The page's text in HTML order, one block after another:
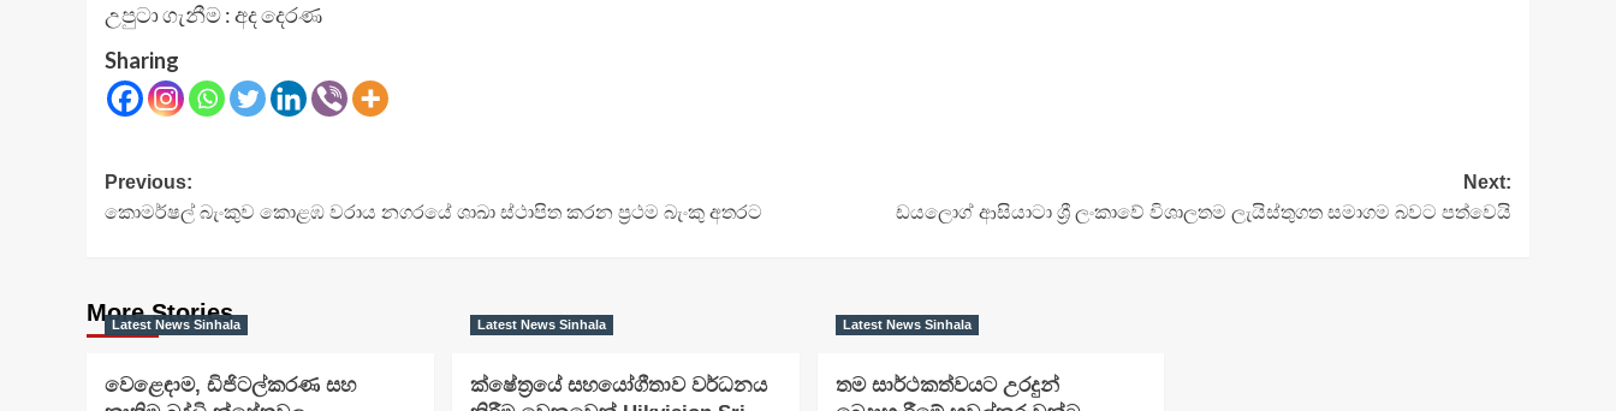
උපුටා ගැනීම : අද දෙරණ
Sharing
Post
navigation
Previous:
කොමර්ෂල් බැංකුව කොළඹ වරාය නගරයේ ශාඛා ස්ථාපිත කරන ප්‍රථම බැංකු අතරට
Next:
ඩයලොග් ආසියාටා ශ්‍රී ලංකාවේ විශාලතම ලැයිස්තුගත සමාගම බවට පත්වෙයි
More Stories
Latest News Sinhala
වෙළෙඳාම, ඩිජිටල්කරණ සහ
Latest News Sinhala
ක්ෂේත්‍රයේ සහයෝගීතාව වර්ධනය
Latest News Sinhala
තම සාර්ථකත්වයට උරදුන්